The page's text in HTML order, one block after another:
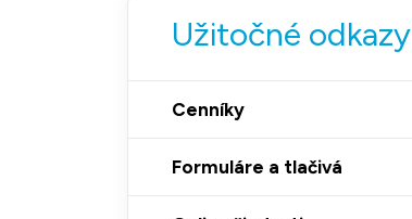
Užitočné odkazy
Cenníky
Formuláre a tlačivá